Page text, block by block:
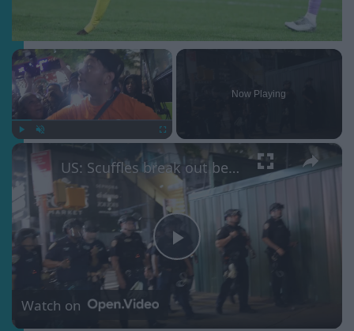
×
Now Playing
×
Play
Video
US: Scuffles break out between Knicks fans, police during championship celebrations.
Watch on